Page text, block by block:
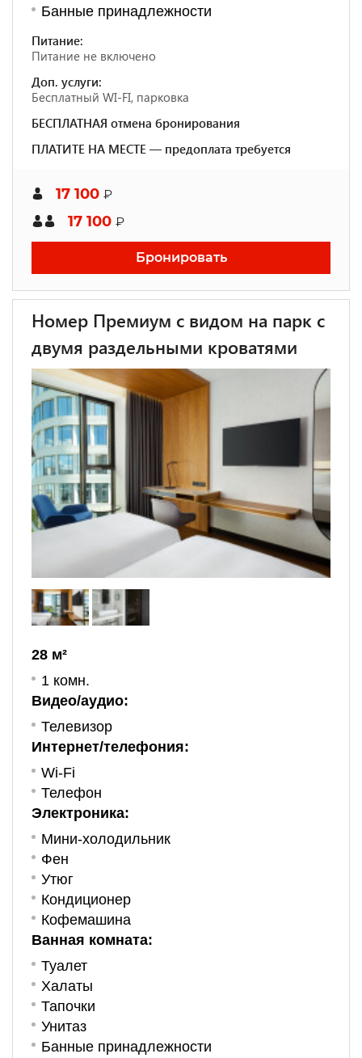
Банные принадлежности
Питание:
Питание не включено
Доп. услуги:
Бесплатный WI-FI, парковка
БЕСПЛАТНАЯ отмена бронирования
ПЛАТИТЕ НА МЕСТЕ — предоплата требуется
17 100 ₽
17 100 ₽
Бронировать
Номер Премиум с видом на парк с
двумя раздельными кроватями
28 м²
1 комн.
Видео/аудио:
Телевизор
Интернет/телефония:
Wi-Fi
Телефон
Электроника:
Мини-холодильник
Фен
Утюг
Кондиционер
Кофемашина
Ванная комната:
Туалет
Халаты
Тапочки
Унитаз
Банные принадлежности